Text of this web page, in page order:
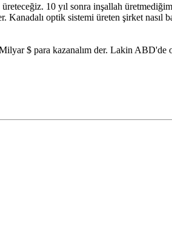
10 yıl sonra inşallah
optik sistemi üreten şirket nasıl
$ para kazanalım der. Lakin ABD'de